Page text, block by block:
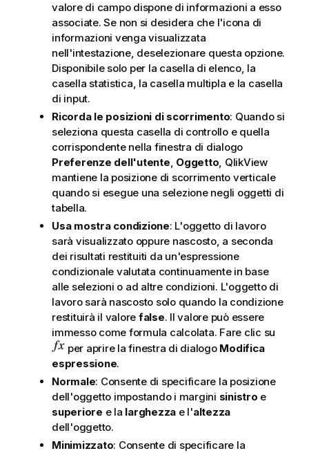
valore di campo dispone di informazioni a esso
associate. Se non si desidera che l'icona di
informazioni venga visualizzata
nell'intestazione, deselezionare questa opzione.
Disponibile solo per la casella di elenco, la
casella statistica, la casella multipla e la casella
di input.
Ricorda le posizioni di scorrimento: Quando si
seleziona questa casella di controllo e quella
corrispondente nella finestra di dialogo
Preferenze dell'utente, Oggetto, QlikView
mantiene la posizione di scorrimento verticale
quando si esegue una selezione negli oggetti di
tabella.
Usa mostra condizione: L'oggetto di lavoro
sarà visualizzato oppure nascosto, a seconda
dei risultati restituiti da un'espressione
condizionale valutata continuamente in base
alle selezioni o ad altre condizioni. L'oggetto di
lavoro sarà nascosto solo quando la condizione
restituirà il valore false. Il valore può essere
immesso come formula calcolata. Fare clic su
per aprire la finestra di dialogo Modifica
espressione.
Normale: Consente di specificare la posizione
dell'oggetto impostando i margini sinistro e
superiore e la larghezza e l'altezza
dell'oggetto.
Minimizzato: Consente di specificare la